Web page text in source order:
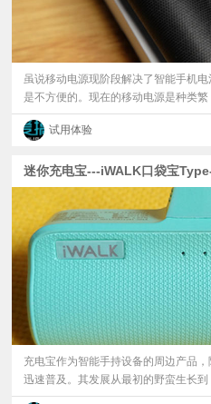
虽说移动电源现阶段解决了智能手机
是不方便的。现在的移动电源是种类繁
试用体验
迷你充电宝---iWALK口袋宝
充电宝作为智能手持设备的周边产品
迅速普及。其发展从最初的野蛮生长到